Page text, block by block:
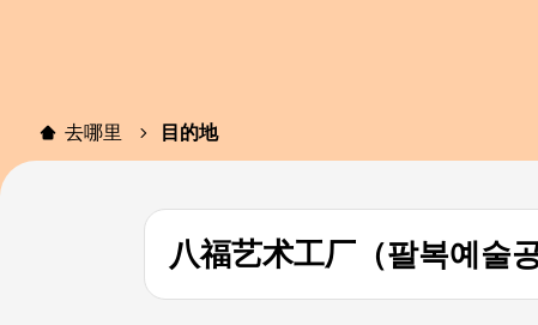
去哪里 目的地
八福艺术工厂（팔복예술공